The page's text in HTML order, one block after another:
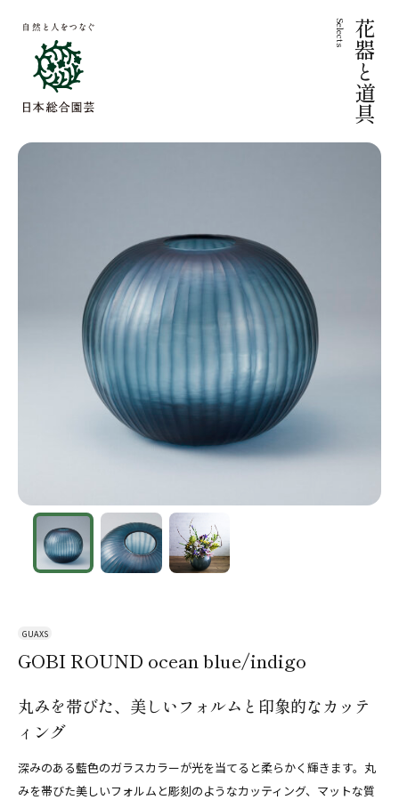
花器と道具
Selects
GUAXS
GOBI ROUND ocean blue/indigo
丸みを帯びた、美しいフォルムと印象的なカッテ
ィング
深みのある藍色のガラスカラーが光を当てると柔らかく輝きます。丸
みを帯びた美しいフォルムと彫刻のようなカッティング、マットな質